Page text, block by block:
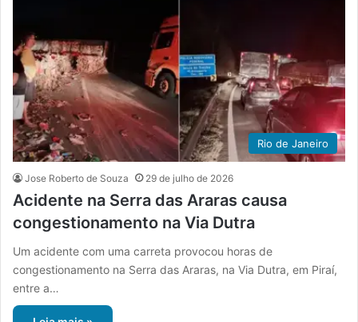
Rio de Janeiro
Jose Roberto de Souza 29 de julho de 2026
Acidente na Serra das Araras causa
congestionamento na Via Dutra
Um acidente com uma carreta provocou horas de
congestionamento na Serra das Araras, na Via Dutra, em Piraí,
entre a…